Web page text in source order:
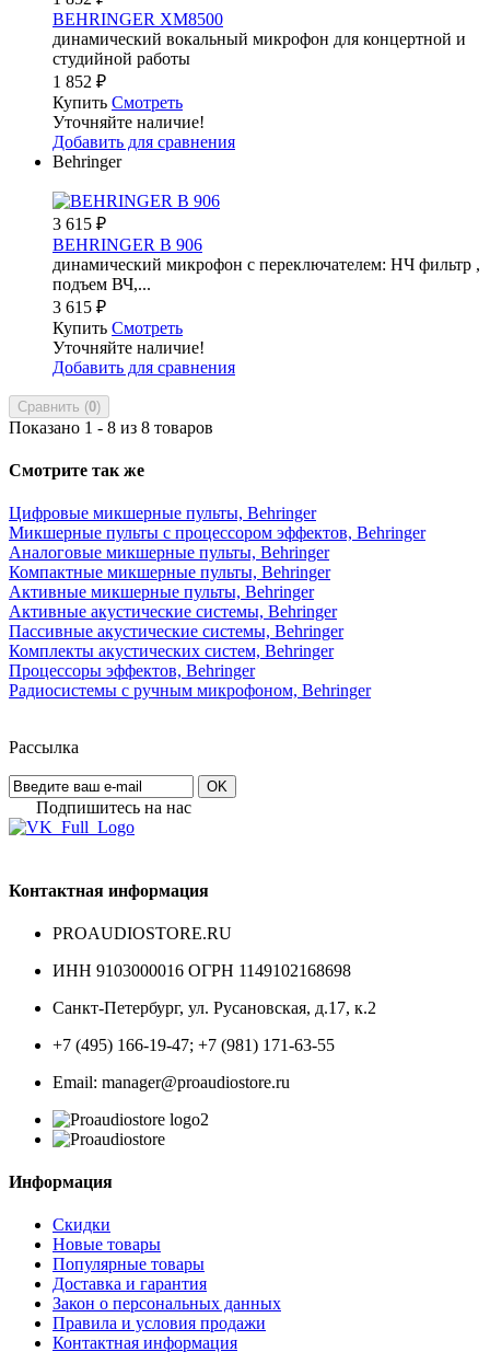
BEHRINGER XM8500
динамический вокальный микрофон для концертной и
студийной работы
1 852 ₽
Купить Смотреть
Уточняйте наличие!
Добавить для сравнения
Behringer
3 615 ₽
BEHRINGER B 906
динамический микрофон с переключателем: НЧ фильтр ,
подъем ВЧ,...
3 615 ₽
Купить Смотреть
Уточняйте наличие!
Добавить для сравнения
Сравнить (0)
Показано 1 - 8 из 8 товаров
Смотрите так же
Цифровые микшерные пульты, Behringer
Микшерные пульты с процессором эффектов, Behringer
Аналоговые микшерные пульты, Behringer
Компактные микшерные пульты, Behringer
Активные микшерные пульты, Behringer
Активные акустические системы, Behringer
Пассивные акустические системы, Behringer
Комплекты акустических систем, Behringer
Процессоры эффектов, Behringer
Радиосистемы c ручным микрофоном, Behringer
Рассылка
OK
Подпишитесь на наc
Контактная информация
PROAUDIOSTORE.RU
ИНН 9103000016 ОГРН 1149102168698
Санкт-Петербург, ул. Русановская, д.17, к.2
+7 (495) 166-19-47; +7 (981) 171-63-55
Email: manager@proaudiostore.ru
Информация
Скидки
Новые товары
Популярные товары
Доставка и гарантия
Закон о персональных данных
Правила и условия продажи
Контактная информация